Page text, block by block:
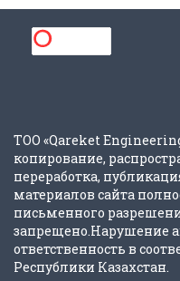
ТОО «Qareket
копирование,
переработка,
материалов сайта
письменного
запрещено.Нарушение
ответственность в
Республики Казахстан.